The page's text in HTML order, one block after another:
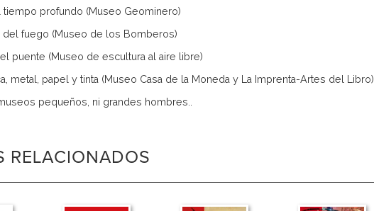
tiempo profundo (Museo Geominero)
del fuego (Museo de los Bomberos)
puente (Museo de escultura al aire libre)
metal, papel y tinta (Museo Casa de la Moneda y La Imprenta-Artes del Libro)
pequeños, ni grandes hombres..
RELACIONADOS